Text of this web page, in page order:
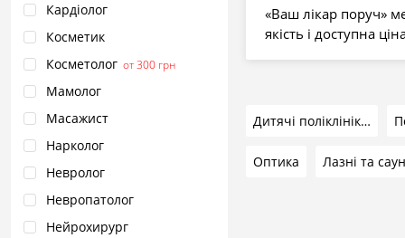
Кардіолог
Косметик
Косметолог от 300 грн
Мамолог
Масажист
Нарколог
Невролог
Невропатолог
Нейрохирург
«Ваш лікар поруч»
якість і доступна
Дитячі поліклініки та лікарні
Оптика Лазні та